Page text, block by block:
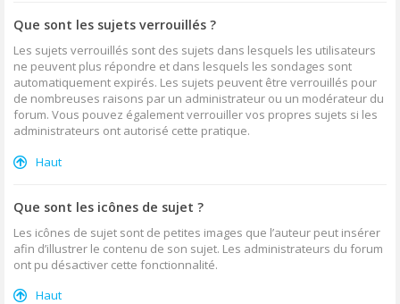
Que sont les sujets verrouillés ?
Les sujets verrouillés sont des sujets dans lesquels les utilisateurs
ne peuvent plus répondre et dans lesquels les sondages sont
automatiquement expirés. Les sujets peuvent être verrouillés pour
de nombreuses raisons par un administrateur ou un modérateur du
forum. Vous pouvez également verrouiller vos propres sujets si les
administrateurs ont autorisé cette pratique.
Haut
Que sont les icônes de sujet ?
Les icônes de sujet sont de petites images que l’auteur peut insérer
afin d’illustrer le contenu de son sujet. Les administrateurs du forum
ont pu désactiver cette fonctionnalité.
Haut